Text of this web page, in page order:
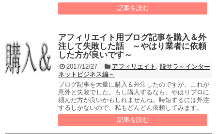
記事を読む
アフィリエイト用ブログ記事を購入＆外
注して失敗した話 ～やはり業者に依頼
した方が良いです～
2017/12/27 アフィリエイト , 脱サラ～インター
ネットビジネス編～
ブログ記事を大量に購入＆外注したのですが、これが
意外と失敗でした。もし購入するなら、やはりプロに
頼んだ方が良いかもしれませんね。時短するには外注
するしかないので、私もどんどん依頼してみます。
記事を読む